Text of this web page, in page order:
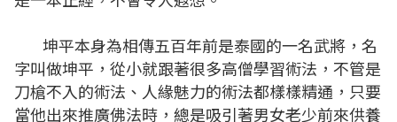
坤平本身為相傳五百年前是泰國的一名武將，名
字叫做坤平，從小就跟著很多高僧學習術法，不管是
刀槍不入的術法、人緣魅力的術法都樣樣精通，只要
當他出來推廣佛法時，總是吸引著男女老少前來供養